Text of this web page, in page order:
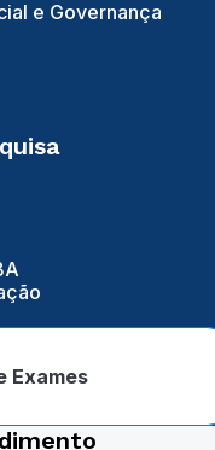
e Governança
Exames